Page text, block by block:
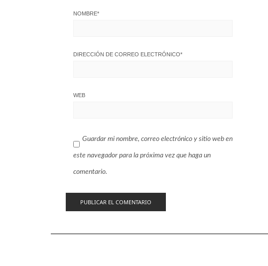
NOMBRE*
DIRECCIÓN DE CORREO ELECTRÓNICO*
WEB
Guardar mi nombre, correo electrónico y sitio web en
este navegador para la próxima vez que haga un
comentario.